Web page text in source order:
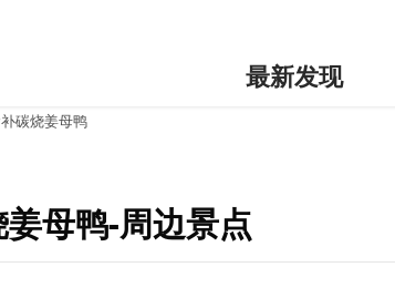
最新发现
碳烧姜母鸭
母鸭-周边景点